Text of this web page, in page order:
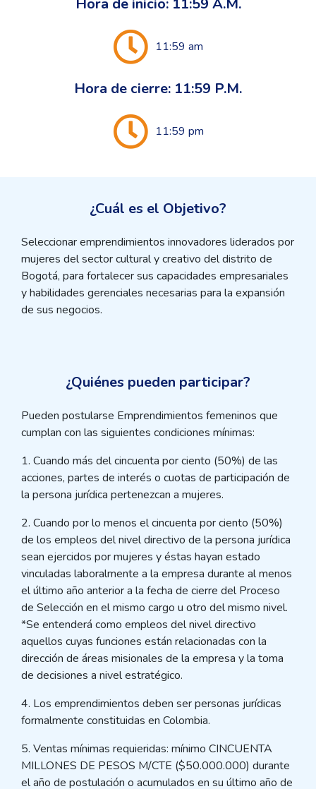
Hora de inicio: 11:59 A.M.
11:59 am
Hora de cierre: 11:59 P.M.
11:59 pm
¿Cuál es el Objetivo?
Seleccionar emprendimientos innovadores liderados por
mujeres del sector cultural y creativo del distrito de
Bogotá, para fortalecer sus capacidades empresariales
y habilidades gerenciales necesarias para la expansión
de sus negocios.
¿Quiénes pueden participar?
Pueden postularse Emprendimientos femeninos que
cumplan con las siguientes condiciones mínimas:
1. Cuando más del cincuenta por ciento (50%) de las
acciones, partes de interés o cuotas de participación de
la persona jurídica pertenezcan a mujeres.
2. Cuando por lo menos el cincuenta por ciento (50%)
de los empleos del nivel directivo de la persona jurídica
sean ejercidos por mujeres y éstas hayan estado
vinculadas laboralmente a la empresa durante al menos
el último año anterior a la fecha de cierre del Proceso
de Selección en el mismo cargo u otro del mismo nivel.
*Se entenderá como empleos del nivel directivo
aquellos cuyas funciones están relacionadas con la
dirección de áreas misionales de la empresa y la toma
de decisiones a nivel estratégico.
4. Los emprendimientos deben ser personas jurídicas
formalmente constituidas en Colombia.
5. Ventas mínimas requieridas: mínimo CINCUENTA
MILLONES DE PESOS M/CTE ($50.000.000) durante
el año de postulación o acumulados en su último año de